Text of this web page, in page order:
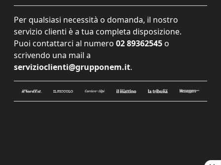
Per qualsiasi necessità o domanda, il nostro
servizio clienti è a tua completa disposizione.
Puoi contattarci al numero 02 89362545 o
scrivendo una mail a
servizioclienti@grupponem.it.